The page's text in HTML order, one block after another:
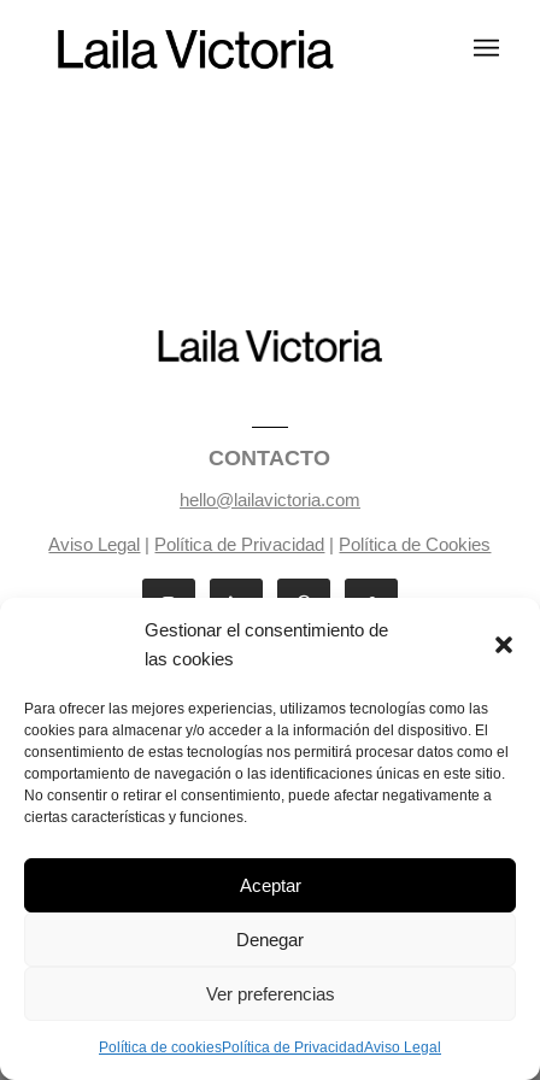
Gestionar el consentimiento de
las cookies
Para ofrecer las mejores experiencias, utilizamos tecnologías como las
cookies para almacenar y/o acceder a la información del dispositivo. El
consentimiento de estas tecnologías nos permitirá procesar datos como el
comportamiento de navegación o las identificaciones únicas en este sitio.
No consentir o retirar el consentimiento, puede afectar negativamente a
ciertas características y funciones.
Aceptar
Denegar
Ver preferencias
Política de cookiesPolítica de PrivacidadAviso Legal
CONTACTO
hello@lailavictoria.com
Aviso Legal | Política de Privacidad | Política de Cookies
Laila Victoria © copyright 2025